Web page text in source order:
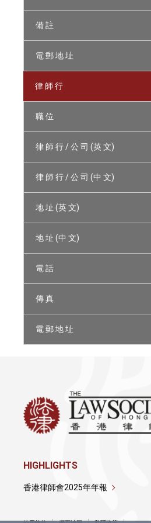
備 註
電 郵 地 址
律 師 行
職 位
律 師 行 / 公 司 (英 文)
律 師 行 / 公 司 (中 文)
地 址 (英 文)
地 址 (中 文)
電 話
傳 真
電 郵 地 址
HIGHLIGHTS
香港律師會2025年年報